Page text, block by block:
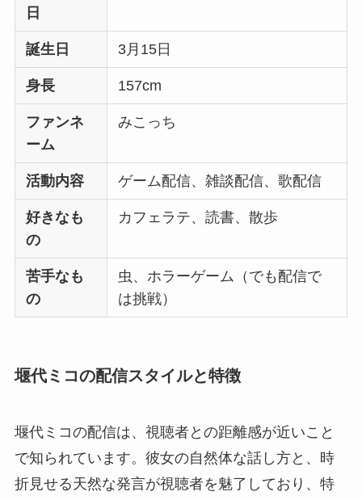
日
誕生日 3月15日
身長 157cm
ファンネ
ーム
みこっち
活動内容 ゲーム配信、雑談配信、歌配信
好きなも
の
カフェラテ、読書、散歩
苦手なも
の
虫、ホラーゲーム（でも配信で
は挑戦）
堰代ミコの配信スタイルと特徴
堰代ミコの配信は、視聴者との距離感が近いこと
で知られています。彼女の自然体な話し方と、時
折見せる天然な発言が視聴者を魅了しており、特